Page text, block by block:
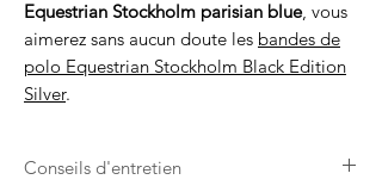
Equestrian Stockholm parisian blue, vous
aimerez sans aucun doute les bandes de
polo Equestrian Stockholm Black Edition
Silver.
Conseils d'entretien